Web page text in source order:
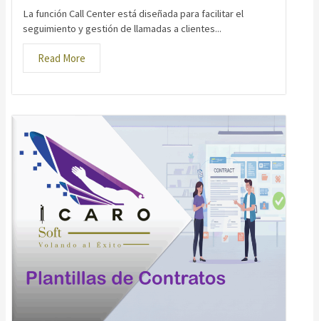
La función Call Center está diseñada para facilitar el
seguimiento y gestión de llamadas a clientes...
Read More